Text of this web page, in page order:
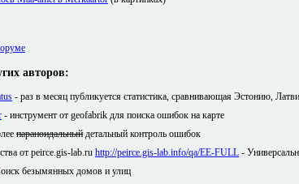
авторов:
- раз в месяц публикуется статистика, сравнивающая Эстонию,
- инструмент от geofabrik для поиска ошибок на карте
параноидальный детальный контроль ошибок
от peirce.gis-lab.ru http://peirce.gis-lab.info/qa/EE-FULL -
безымянных домов и улиц